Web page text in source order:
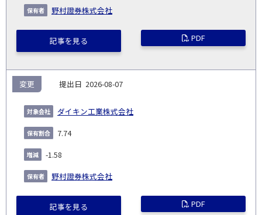
野村證券株式会社
記事を見る PDF
2026-08-07
ダイキン工業株式会社
変更
7.74
-1.58
野村證券株式会社
記事を見る PDF